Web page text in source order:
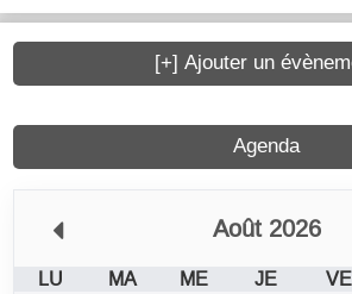
Agenda
Août 2026
LU MA ME JE VE
[+] Ajouter un